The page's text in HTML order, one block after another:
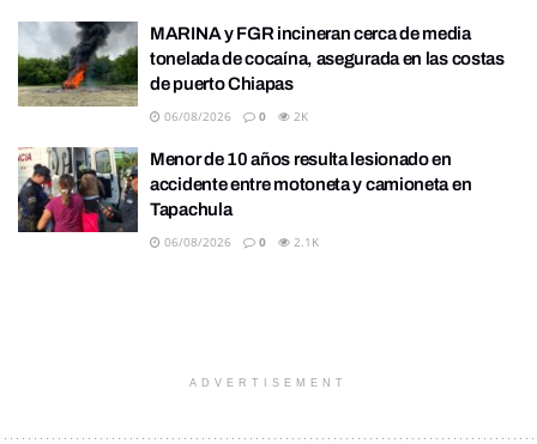
MARINA y FGR incineran cerca de media
tonelada de cocaína, asegurada en las costas
de puerto Chiapas
06/08/2026 0 2K
Menor de 10 años resulta lesionado en
accidente entre motoneta y camioneta en
Tapachula
06/08/2026 0 2.1K
ADVERTISEMENT